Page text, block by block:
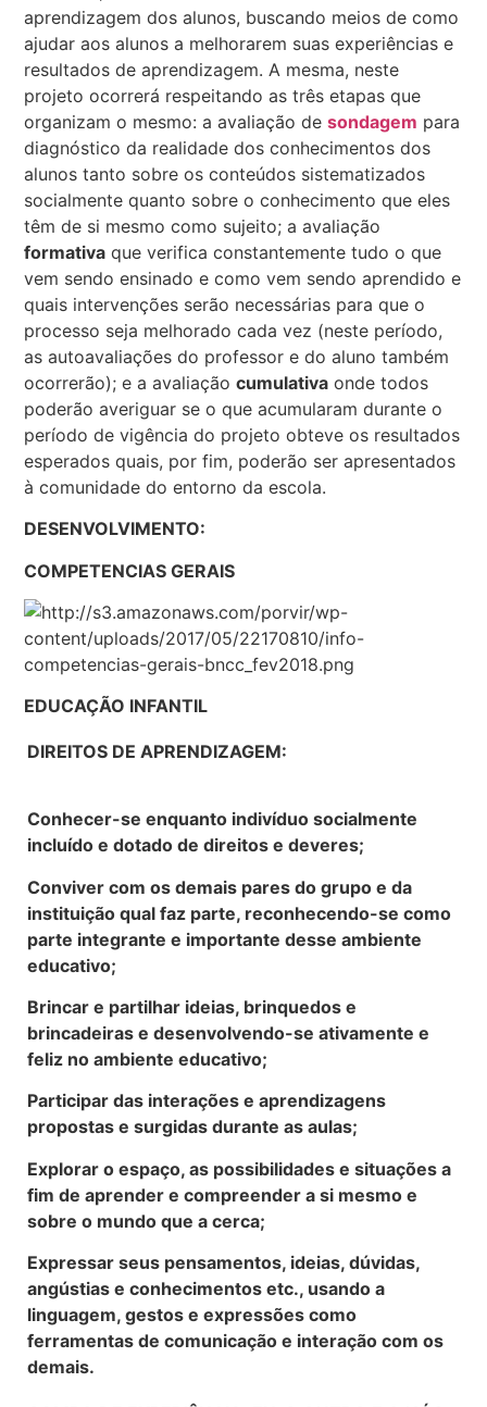
aprendizagem dos alunos, buscando meios de como
ajudar aos alunos a melhorarem suas experiências e
resultados de aprendizagem. A mesma, neste
projeto ocorrerá respeitando as três etapas que
organizam o mesmo: a avaliação desondagem para
diagnóstico da realidade dos conhecimentos dos
alunos tanto sobre os conteúdos sistematizados
socialmente quanto sobre o conhecimento que eles
têm de si mesmo como sujeito; a avaliação
formativa que verifica constantemente tudo o que
vem sendo ensinado e como vem sendo aprendido e
quais intervenções serão necessárias para que o
processo seja melhorado cada vez (neste período,
as autoavaliações do professor e do aluno também
ocorrerão); e a avaliaçãocumulativa onde todos
poderão averiguar se o que acumularam durante o
período de vigência do projeto obteve os resultados
esperados quais, por fim, poderão ser apresentados
à comunidade do entorno da escola.
DESENVOLVIMENTO:
COMPETENCIAS GERAIS
EDUCAÇÃO INFANTIL
DIREITOS DE APRENDIZAGEM:
Conhecer-se enquanto indivíduo socialmente
incluído e dotado de direitos e deveres;
Conviver com os demais pares do grupo e da
instituição qual faz parte, reconhecendo-se como
parte integrante e importante desse ambiente
educativo;
Brincar e partilhar ideias, brinquedos e
brincadeiras e desenvolvendo-se ativamente e
feliz no ambiente educativo;
Participar das interações e aprendizagens
propostas e surgidas durante as aulas;
Explorar o espaço, as possibilidades e situações a
fim de aprender e compreender a si mesmo e
sobre o mundo que a cerca;
Expressar seus pensamentos, ideias, dúvidas,
angústias e conhecimentos etc., usando a
linguagem, gestos e expressões como
ferramentas de comunicação e interação com os
demais.